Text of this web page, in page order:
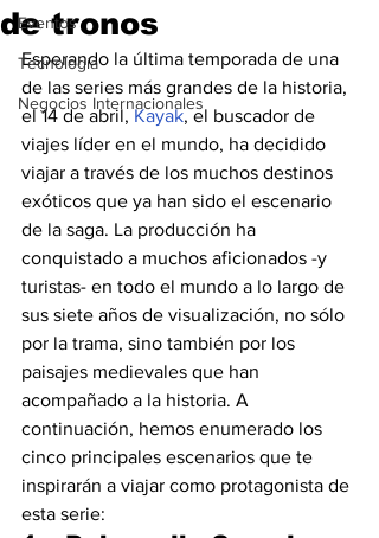
Eventos
Tecnología
Negocios Internacionales
de tronos
Esperando la última temporada de una
de las series más grandes de la historia,
el 14 de abril, Kayak, el buscador de
viajes líder en el mundo, ha decidido
viajar a través de los muchos destinos
exóticos que ya han sido el escenario
de la saga. La producción ha
conquistado a muchos aficionados -y
turistas- en todo el mundo a lo largo de
sus siete años de visualización, no sólo
por la trama, sino también por los
paisajes medievales que han
acompañado a la historia. A
continuación, hemos enumerado los
cinco principales escenarios que te
inspirarán a viajar como protagonista de
esta serie: